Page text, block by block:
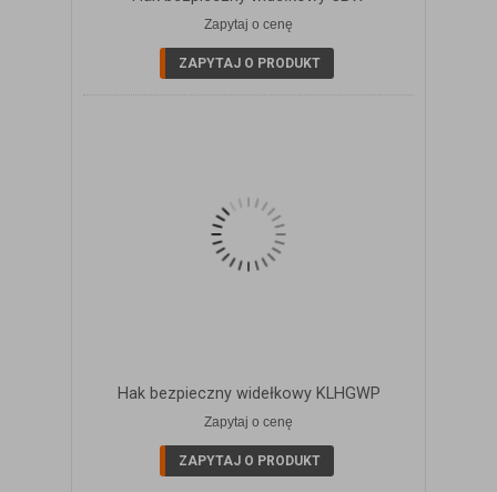
Zapytaj o cenę
ZAPYTAJ O PRODUKT
ZOBACZ SZCZEGÓŁY
Hak bezpieczny widełkowy KLHGWP
Zapytaj o cenę
ZAPYTAJ O PRODUKT
ZOBACZ SZCZEGÓŁY